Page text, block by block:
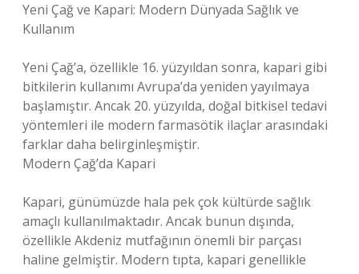
Yeni Çağ ve Kapari: Modern Dünyada Sağlık ve
Kullanım
Yeni Çağ’a, özellikle 16. yüzyıldan sonra, kapari gibi
bitkilerin kullanımı Avrupa’da yeniden yayılmaya
başlamıştır. Ancak 20. yüzyılda, doğal bitkisel tedavi
yöntemleri ile modern farmasötik ilaçlar arasındaki
farklar daha belirginleşmiştir.
Modern Çağ’da Kapari
Kapari, günümüzde hala pek çok kültürde sağlık
amaçlı kullanılmaktadır. Ancak bunun dışında,
özellikle Akdeniz mutfağının önemli bir parçası
haline gelmiştir. Modern tıpta, kapari genellikle